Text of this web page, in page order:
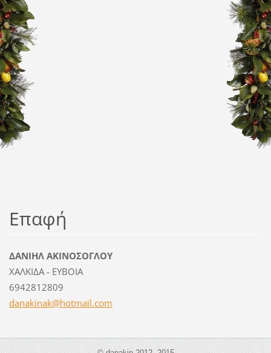
Επαφή
ΔΑΝΙΗΛ ΑΚΙΝΟΣΟΓΛΟΥ
ΧΑΛΚΙΔΑ - ΕΥΒΟΙΑ
6942812809
danakinak@hotmail.com